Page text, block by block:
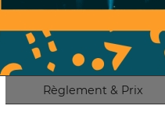
Règlement & Prix